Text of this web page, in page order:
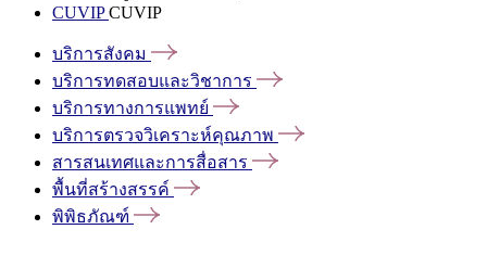
CUVIPCUVIP
บริการสังคม
บริการทดสอบและวิชาการ
บริการทางการแพทย์
บริการตรวจวิเคราะห์คุณภาพ
สารสนเทศและการสื่อสาร
พื้นที่สร้างสรรค์
พิพิธภัณฑ์